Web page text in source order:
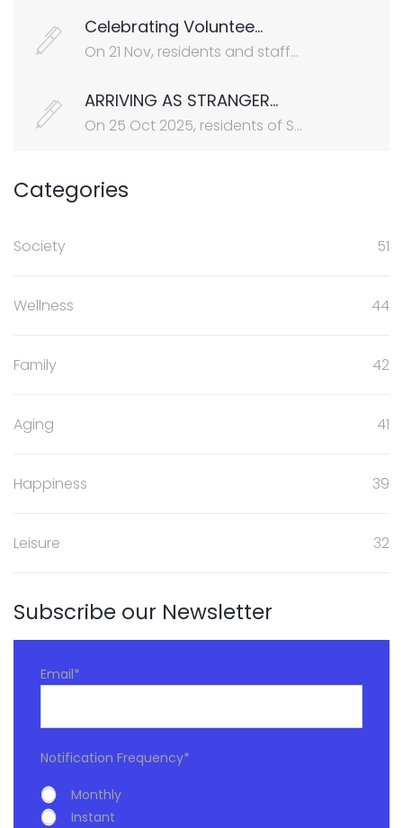
Celebrating Voluntee...
On 21 Nov, residents and staff...
ARRIVING AS STRANGER...
On 25 Oct 2025, residents of S...
Categories
Society 51
Wellness 44
Family 42
Aging 41
Happiness 39
Leisure 32
Subscribe our Newsletter
Email*
Notification Frequency*
Monthly
Instant